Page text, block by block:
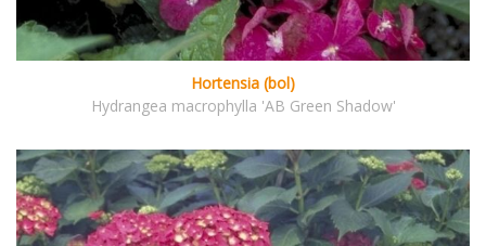
Hortensia (bol)
Hydrangea macrophylla 'AB Green Shadow'